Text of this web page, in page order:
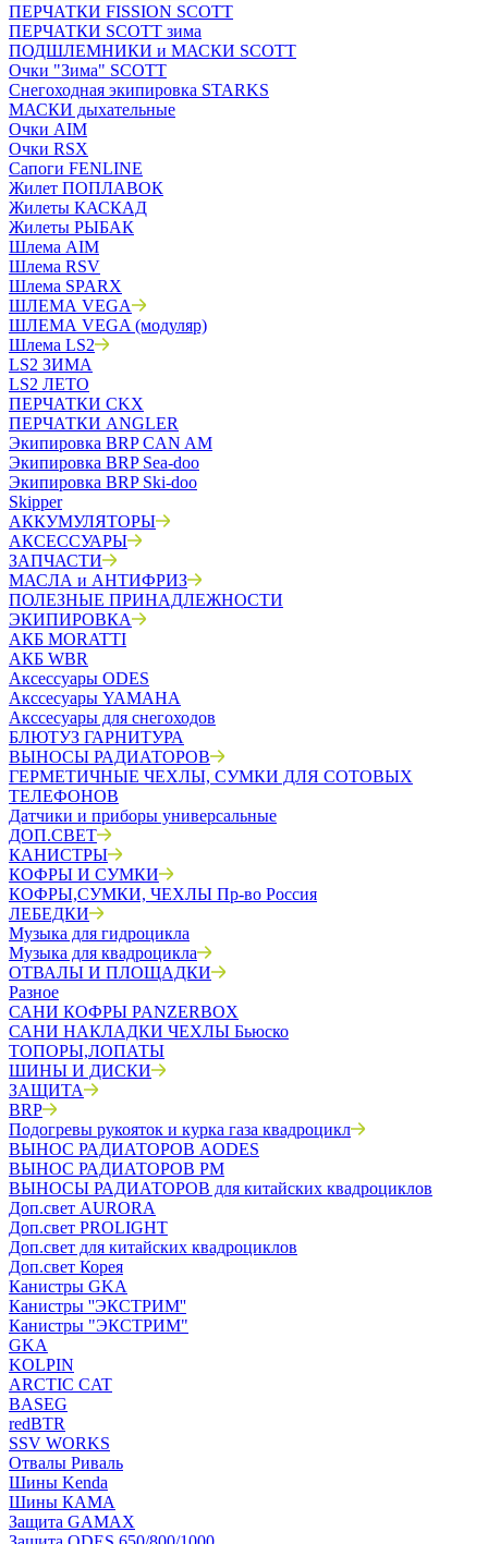
ПЕРЧАТКИ FISSION SCOTT
ПЕРЧАТКИ SCOTT зима
ПОДШЛЕМНИКИ и МАСКИ SCOTT
Очки "Зима" SCOTT
Снегоходная экипировка STARKS
МАСКИ дыхательные
Очки AIM
Очки RSX
Сапоги FENLINE
Жилет ПОПЛАВОК
Жилеты КАСКАД
Жилеты РЫБАК
Шлема AIM
Шлема RSV
Шлема SPARX
ШЛЕМА VEGA
ШЛЕМА VEGA (модуляр)
Шлема LS2
LS2 ЗИМА
LS2 ЛЕТО
ПЕРЧАТКИ CKX
ПЕРЧАТКИ ANGLER
Экипировка BRP CAN AM
Экипировка BRP Sea-doo
Экипировка BRP Ski-doo
Skipper
АККУМУЛЯТОРЫ
АКСЕССУАРЫ
ЗАПЧАСТИ
МАСЛА и АНТИФРИЗ
ПОЛЕЗНЫЕ ПРИНАДЛЕЖНОСТИ
ЭКИПИРОВКА
АКБ MORATTI
АКБ WBR
Аксессуары ODES
Акссесуары YAMAHA
Акссесуары для снегоходов
БЛЮТУЗ ГАРНИТУРА
ВЫНОСЫ РАДИАТОРОВ
ГЕРМЕТИЧНЫЕ ЧЕХЛЫ, СУМКИ ДЛЯ СОТОВЫХ
ТЕЛЕФОНОВ
Датчики и приборы универсальные
ДОП.СВЕТ
КАНИСТРЫ
КОФРЫ И СУМКИ
КОФРЫ,СУМКИ, ЧЕХЛЫ Пр-во Россия
ЛЕБЕДКИ
Музыка для гидроцикла
Музыка для квадроцикла
ОТВАЛЫ И ПЛОЩАДКИ
Разное
САНИ КОФРЫ PANZERBOX
САНИ НАКЛАДКИ ЧЕХЛЫ Бьюско
ТОПОРЫ,ЛОПАТЫ
ШИНЫ И ДИСКИ
ЗАЩИТА
BRP
Подогревы рукояток и курка газа квадроцикл
ВЫНОС РАДИАТОРОВ AODES
ВЫНОС РАДИАТОРОВ РМ
ВЫНОСЫ РАДИАТОРОВ для китайских квадроциклов
Доп.свет AURORA
Доп.свет PROLIGHT
Доп.свет для китайских квадроциклов
Доп.свет Корея
Канистры GKA
Канистры ''ЭКСТРИМ''
Канистры "ЭКСТРИМ"
GKA
KOLPIN
ARCTIC CAT
BASEG
redBTR
SSV WORKS
Отвалы Риваль
Шины Kenda
Шины КАМА
Защита GAMAX